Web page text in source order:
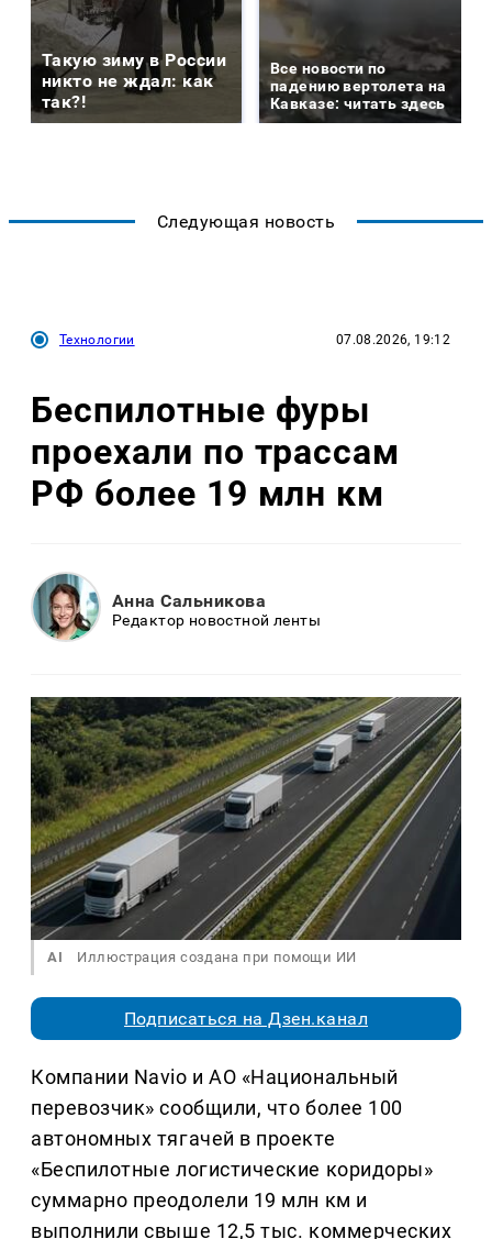
Такую зиму в России
никто не ждал: как
так?!
Все новости по
падению вертолета на
Кавказе: читать здесь
Следующая новость
Технологии 07.08.2026, 19:12
Беспилотные фуры
проехали по трассам
РФ более 19 млн км
Анна Сальникова
Редактор новостной ленты
AI Иллюстрация создана при помощи ИИ
Подписаться на Дзен.канал
Компании Navio и АО «Национальный
перевозчик» сообщили, что более 100
автономных тягачей в проекте
«Беспилотные логистические коридоры»
суммарно преодолели 19 млн км и
выполнили свыше 12,5 тыс. коммерческих